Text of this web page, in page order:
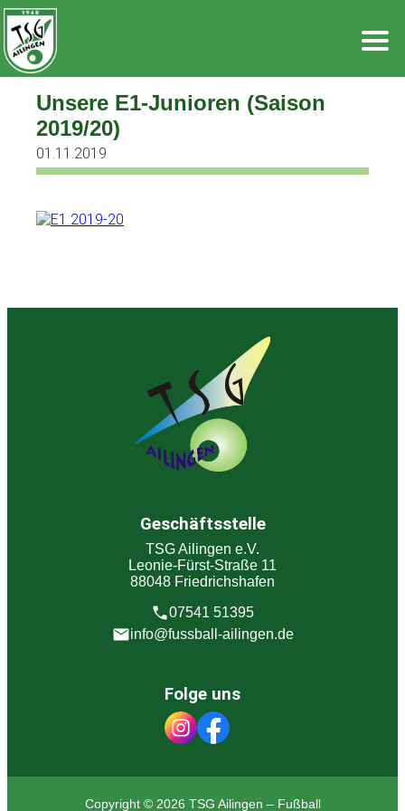
Zum
Inhalt
springen
Unsere E1-Junioren (Saison
2019/20)
01.11.2019
Geschäftsstelle
TSG Ailingen e.V.
Leonie-Fürst-Straße 11
88048 Friedrichshafen
07541 51395
info@fussball-ailingen.de
Folge uns
Copyright © 2026 TSG Ailingen – Fußball